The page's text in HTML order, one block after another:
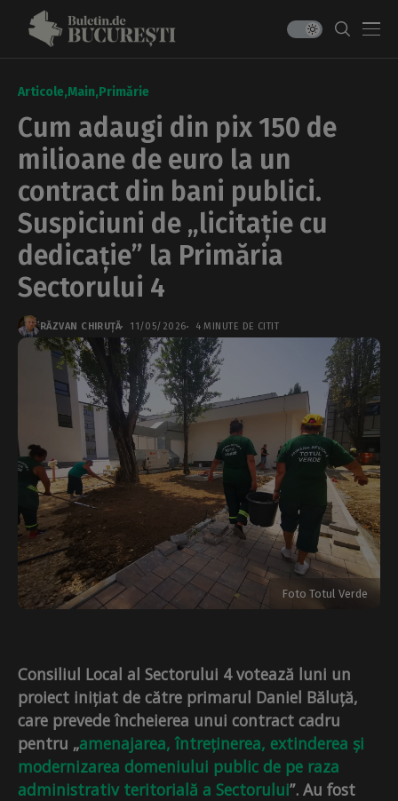
Articole Main Primărie
Cum adaugi din pix 150 de
milioane de euro la un
contract din bani publici.
Suspiciuni de „licitație cu
dedicație” la Primăria
Sectorului 4
RĂZVAN CHIRUȚĂ 11/05/2026 4 MINUTE DE CITIT
Foto Totul Verde
Consiliul Local al Sectorului 4 votează luni un
proiect inițiat de către primarul Daniel Băluță,
care prevede încheierea unui contract cadru
pentru „amenajarea, întreținerea, extinderea și
modernizarea domeniului public de pe raza
administrativ teritorială a Sectorului”. Au fost